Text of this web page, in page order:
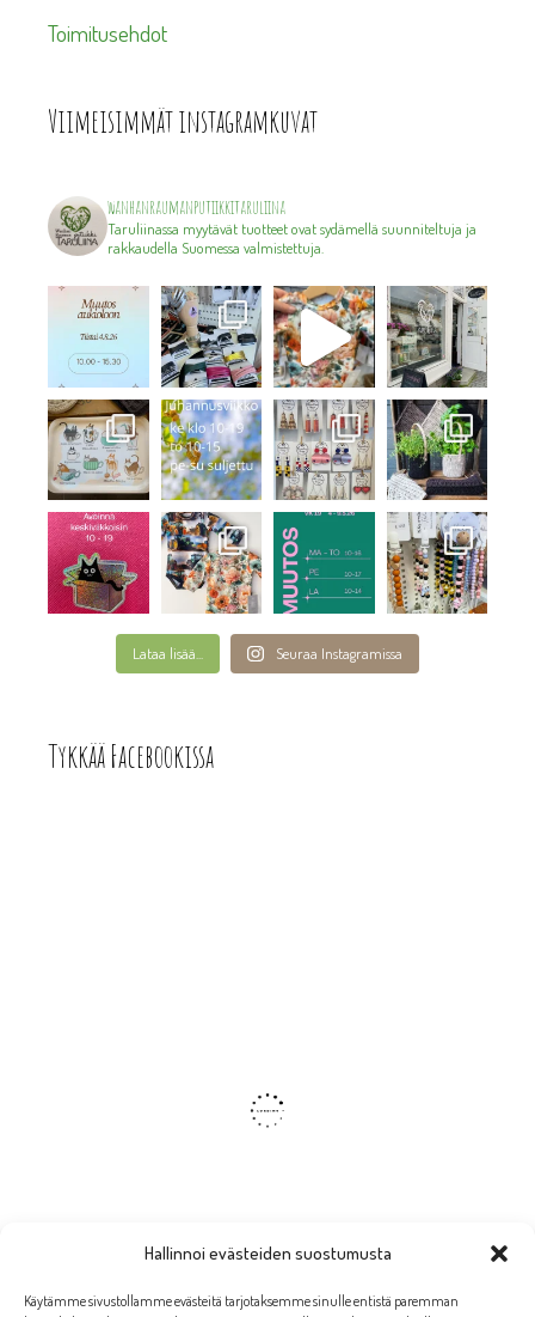
Hallinnoi evästeiden suostumusta
Käytämme sivustollamme evästeitä tarjotaksemme sinulle entistä paremman
Toimitusehdot
Viimeisimmät instagramkuvat
wanhanraumanputiikkitaruliina
Taruliinassa myytävät tuotteet ovat sydämellä suunniteltuja ja
rakkaudella Suomessa valmistettuja.
Lataa lisää... Seuraa Instagramissa
Tykkää Facebookissa